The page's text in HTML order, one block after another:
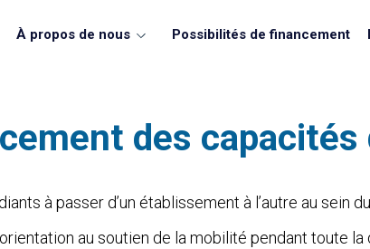
À propos de nous Possibilités de financement
des capacités
à passer d’un établissement à l’autre au sein
au soutien de la mobilité pendant toute